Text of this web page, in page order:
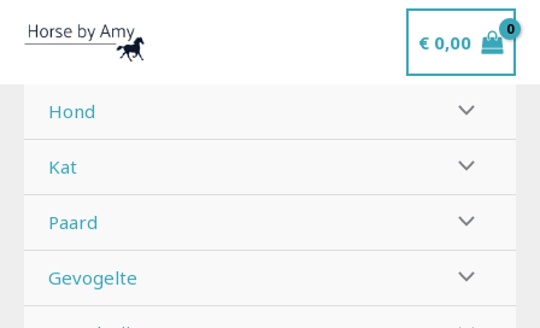
naar
inhoud
€0,00
Hond
Kat
Paard
Gevogelte